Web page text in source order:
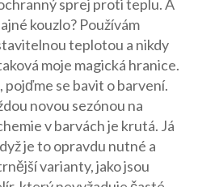
sprej proti teplu. A
kouzlo? Používám
teplotou a nikdy
moje magická hranice.
pojďme se bavit o barvení.
novou sezónou na
v barvách je krutá. Já
je to opravdu nutné a
varianty, jako jsou